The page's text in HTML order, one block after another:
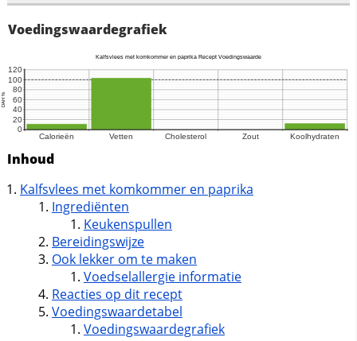
Voedingswaardegrafiek
Inhoud
Kalfsvlees met komkommer en paprika
Ingrediënten
Keukenspullen
Bereidingswijze
Ook lekker om te maken
Voedselallergie informatie
Reacties op dit recept
Voedingswaardetabel
Voedingswaardegrafiek